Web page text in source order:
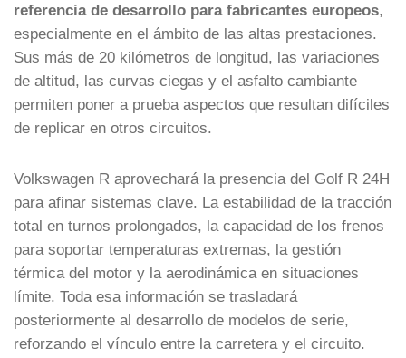
referencia de desarrollo para fabricantes europeos,
especialmente en el ámbito de las altas prestaciones.
Sus más de 20 kilómetros de longitud, las variaciones
de altitud, las curvas ciegas y el asfalto cambiante
permiten poner a prueba aspectos que resultan difíciles
de replicar en otros circuitos.
Volkswagen R aprovechará la presencia del Golf R 24H
para afinar sistemas clave. La estabilidad de la tracción
total en turnos prolongados, la capacidad de los frenos
para soportar temperaturas extremas, la gestión
térmica del motor y la aerodinámica en situaciones
límite. Toda esa información se trasladará
posteriormente al desarrollo de modelos de serie,
reforzando el vínculo entre la carretera y el circuito.